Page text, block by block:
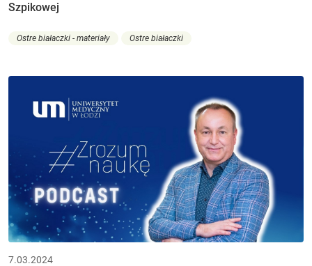
Szpikowej
Ostre białaczki - materiały Ostre białaczki
7.03.2024